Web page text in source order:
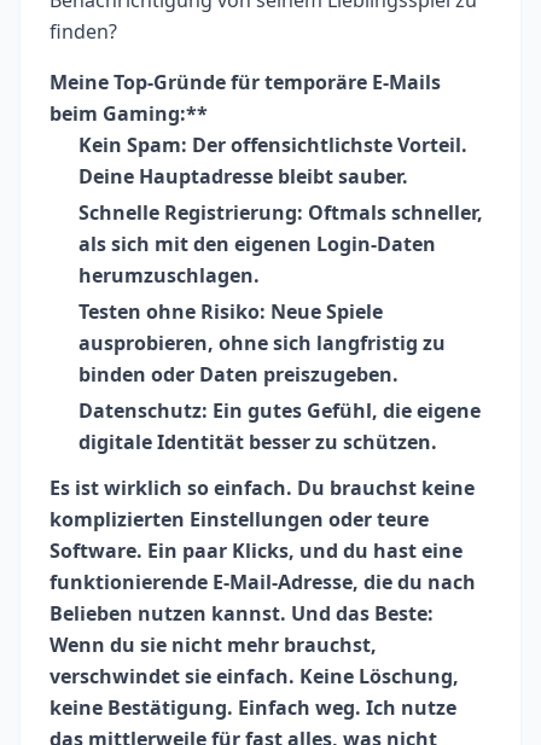
finden?
Meine Top-Gründe für temporäre E-Mails
beim Gaming:**
Kein Spam: Der offensichtlichste Vorteil.
Deine Hauptadresse bleibt sauber.
Schnelle Registrierung: Oftmals schneller,
als sich mit den eigenen Login-Daten
herumzuschlagen.
Testen ohne Risiko: Neue Spiele
ausprobieren, ohne sich langfristig zu
binden oder Daten preiszugeben.
Datenschutz: Ein gutes Gefühl, die eigene
digitale Identität besser zu schützen.
Es ist wirklich so einfach. Du brauchst keine
komplizierten Einstellungen oder teure
Software. Ein paar Klicks, und du hast eine
funktionierende E-Mail-Adresse, die du nach
Belieben nutzen kannst. Und das Beste:
Wenn du sie nicht mehr brauchst,
verschwindet sie einfach. Keine Löschung,
keine Bestätigung. Einfach weg. Ich nutze
das mittlerweile für fast alles, was nicht